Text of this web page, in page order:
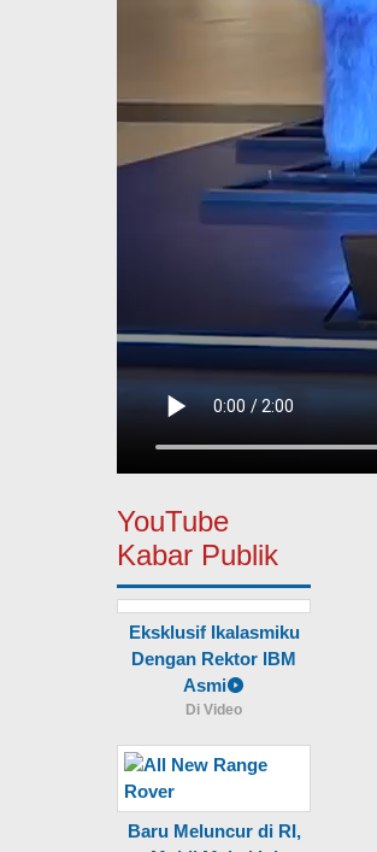
YouTube
Kabar Publik
Eksklusif Ikalasmiku
Dengan Rektor IBM
Asmi
Di Video
Baru Meluncur di RI,